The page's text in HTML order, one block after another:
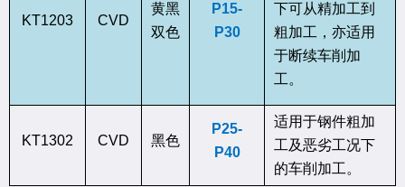
KT1203 CVD
黄黑
双色
P15-
P30
下可从精加工到
粗加工，亦适用
于断续车削加
工。
KT1302 CVD 黑色
P25-
P40
适用于钢件粗加
工及恶劣工况下
的车削加工。